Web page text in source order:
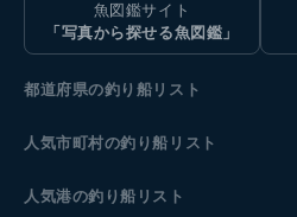
魚図鑑サイト
「写真から探せる魚図鑑」
都道府県の釣り船リスト
人気市町村の釣り船リスト
人気港の釣り船リスト